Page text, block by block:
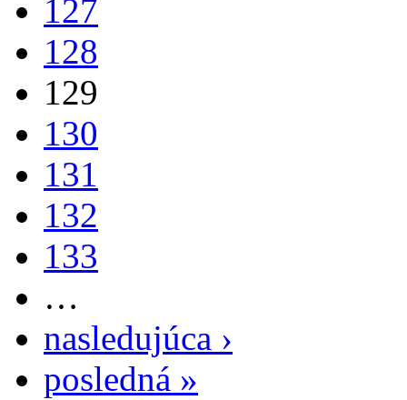
127
128
129
130
131
132
133
…
nasledujúca ›
posledná »